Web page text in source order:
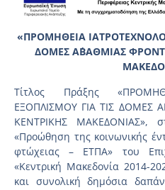
«ΠΡΟΜΗΘΕΙΑ
ΔΟΜΕΣ Α΄ΒΑΘΜΙΑΣ
Τίτλος Πράξης
ΕΞΟΠΛΙΣΜΟΥ ΓΙΑ ΤΙΣ ΔΟΜΕΣ
ΚΕΝΤΡΙΚΗΣ ΜΑΚΕΔΟΝΙΑΣ»,
«Προώθηση της κοινωνικής
φτώχειας – ΕΤΠΑ» του
«Κεντρική Μακεδονία 2014-
και συνολική δημόσια